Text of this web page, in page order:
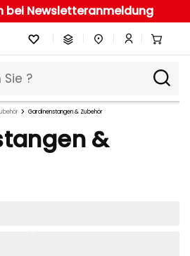
bei Newsletteranmeldung
Gardinenstangen & Zubehör
&